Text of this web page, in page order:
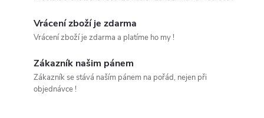
Vrácení zboží je zdarma
Vrácení zboží je zdarma a platíme ho my !
Zákazník našim pánem
Zákazník se stává naším pánem na pořád, nejen při
objednávce !